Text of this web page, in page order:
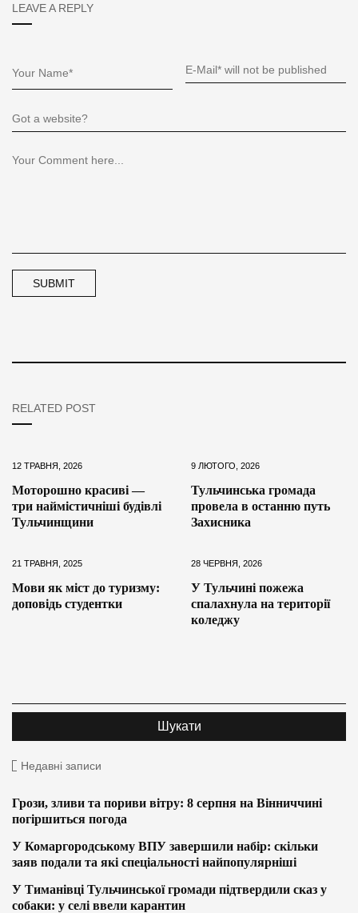
LEAVE A REPLY
RELATED POST
12 ТРАВНЯ, 2026
Моторошно красиві —
три наймістичніші будівлі
Тульчинщини
9 ЛЮТОГО, 2026
Тульчинська громада
провела в останню путь
Захисника
21 ТРАВНЯ, 2025
Мови як міст до туризму:
доповідь студентки
28 ЧЕРВНЯ, 2026
У Тульчині пожежа
спалахнула на території
коледжу
Недавні записи
Грози, зливи та пориви вітру: 8 серпня на Вінниччині
погіршиться погода
У Комаргородському ВПУ завершили набір: скільки
заяв подали та які спеціальності найпопулярніші
У Тиманівці Тульчинської громади підтвердили сказ у
собаки: у селі ввели карантин